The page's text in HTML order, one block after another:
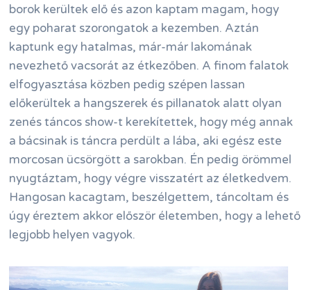
borok kerültek elő és azon kaptam magam, hogy
egy poharat szorongatok a kezemben. Aztán
kaptunk egy hatalmas, már-már lakomának
nevezhető vacsorát az étkezőben. A finom falatok
elfogyasztása közben pedig szépen lassan
előkerültek a hangszerek és pillanatok alatt olyan
zenés táncos show-t kerekítettek, hogy még annak
a bácsinak is táncra perdült a lába, aki egész este
morcosan ücsörgött a sarokban. Én pedig örömmel
nyugtáztam, hogy végre visszatért az életkedvem.
Hangosan kacagtam, beszélgettem, táncoltam és
úgy éreztem akkor először életemben, hogy a lehető
legjobb helyen vagyok.